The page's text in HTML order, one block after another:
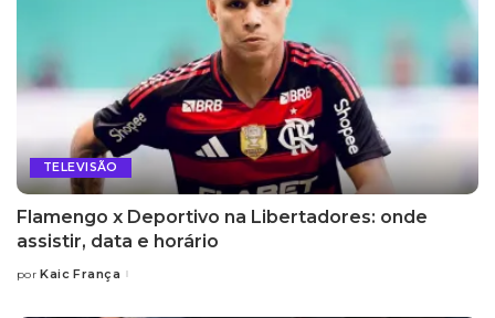
TELEVISÃO
Flamengo x Deportivo na Libertadores: onde
assistir, data e horário
Posted
por Kaic França